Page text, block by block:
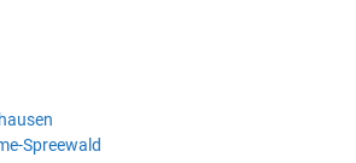
Spreewald